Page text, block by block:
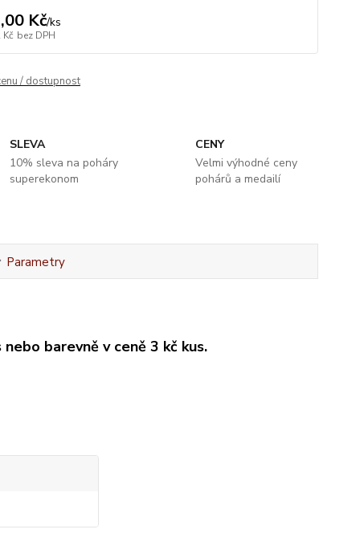
Kč/ks
Kč bez DPH
/ dostupnost
SLEVA
10% sleva na poháry
superekonom
CENY
Velmi výhodné ceny
pohárů a medailí
Parametry
barevně v ceně 3 kč kus.